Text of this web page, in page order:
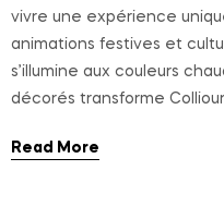
vivre une expérience
animations festives et
s’illumine aux couleurs
décorés transforme
Read More